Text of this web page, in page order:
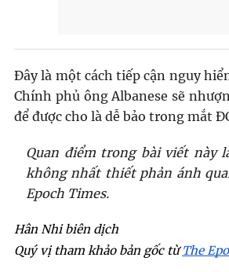
Đây là một cách tiếp cận nguy
Chính phủ ông Albanese sẽ
để được cho là dễ bảo trong mắt
Quan điểm trong bài viết này
không nhất thiết phản ánh
Epoch Times.
Hân Nhi biên dịch
Quý vị tham khảo bản gốc từ The